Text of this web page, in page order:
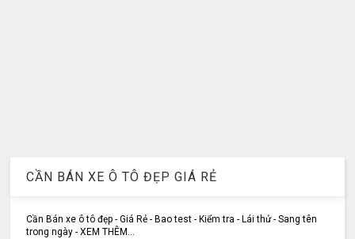
CẦN BÁN XE Ô TÔ ĐẸP GIÁ RẺ
Cần Bán xe ô tô đẹp - Giá Rẻ - Bao test - Kiểm tra - Lái thử - Sang tên
trong ngày - XEM THÊM...